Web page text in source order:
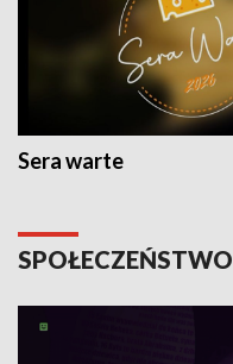
Sera warte
SPOŁECZEŃSTWO